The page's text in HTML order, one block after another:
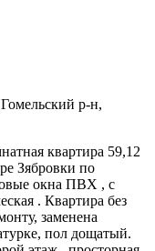
р-н,
квартира 59,12
Зябровки по
окна ПВХ , с
. Квартира без
заменена
пол дощатый.